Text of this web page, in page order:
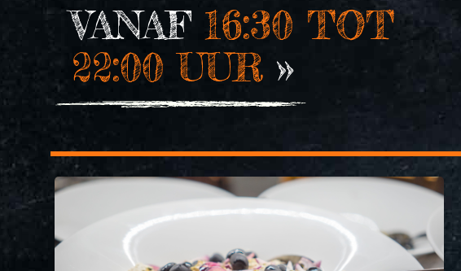
VANAF16:30 TOT
22:00 UUR »